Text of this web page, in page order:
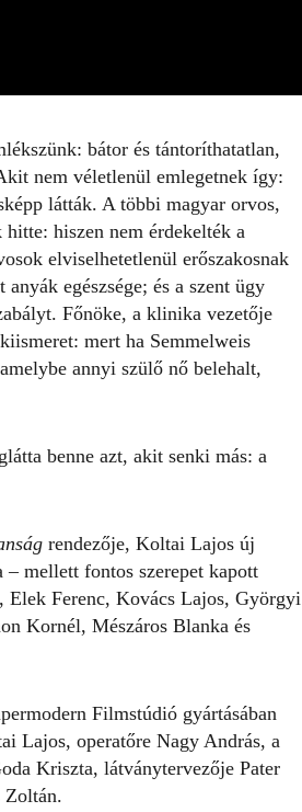
bátor és tántoríthatatlan,
nem véletlenül emlegetnek így:
látták. A többi magyar orvos,
hiszen nem érdekelték a
elviselhetetlenül erőszakosnak
egészsége; és a szent ügy
Főnöke, a klinika vezetője
mert ha Semmelweis
annyi szülő nő belehalt,
benne azt, akit senki más: a
rendezője, Koltai Lajos új
mellett fontos szerepet kapott
Elek Ferenc, Kovács Lajos, Györgyi
Kornél, Mészáros Blanka és
Filmstúdió gyártásában
Lajos, operatőre Nagy András, a
Kriszta, látványtervezője Pater
Zoltán.